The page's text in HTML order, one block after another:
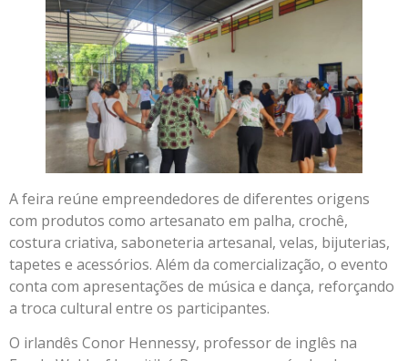
A feira reúne empreendedores de diferentes origens
com produtos como artesanato em palha, crochê,
costura criativa, saboneteria artesanal, velas, bijuterias,
tapetes e acessórios. Além da comercialização, o evento
conta com apresentações de música e dança, reforçando
a troca cultural entre os participantes.
O irlandês Conor Hennessy, professor de inglês na